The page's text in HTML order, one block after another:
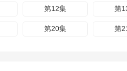
第12集 第
第20集 第